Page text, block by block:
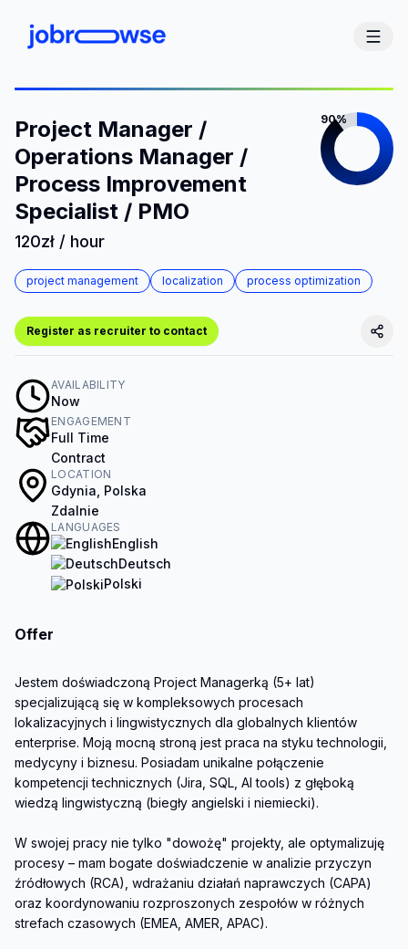
Project Manager /
Operations Manager /
Process Improvement
Specialist / PMO
90%
120zł / hour
project management localization process optimization
Register as recruiter to contact
AVAILABILITY
Now
ENGAGEMENT
Full Time
Contract
LOCATION
Gdynia, Polska
Zdalnie
LANGUAGES
English
Deutsch
Polski
Offer
Jestem doświadczoną Project Managerką (5+ lat)
specjalizującą się w kompleksowych procesach
lokalizacyjnych i lingwistycznych dla globalnych klientów
enterprise. Moją mocną stroną jest praca na styku technologii,
medycyny i biznesu. Posiadam unikalne połączenie
kompetencji technicznych (Jira, SQL, AI tools) z głęboką
wiedzą lingwistyczną (biegły angielski i niemiecki).
W swojej pracy nie tylko "dowożę" projekty, ale optymalizuję
procesy – mam bogate doświadczenie w analizie przyczyn
źródłowych (RCA), wdrażaniu działań naprawczych (CAPA)
oraz koordynowaniu rozproszonych zespołów w różnych
strefach czasowych (EMEA, AMER, APAC).